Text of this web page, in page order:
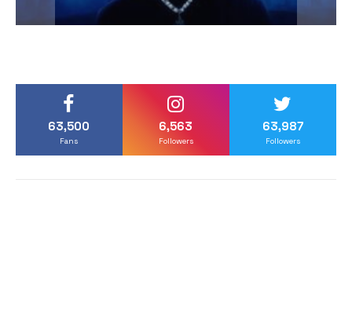
63,500
Fans
6,563
Followers
63,987
Followers